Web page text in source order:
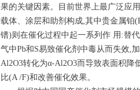
果的关键因素。目前世界上最广泛应
载体、涂层和助剂构成,其中贵金属铂
镨)则在催化过程中起一系列作 用:替
气中Pb和S易致催化剂中毒从而失效,
Al2O3转化为α-Al2O3而导致表面积
比(A /F)和改善催化效果。